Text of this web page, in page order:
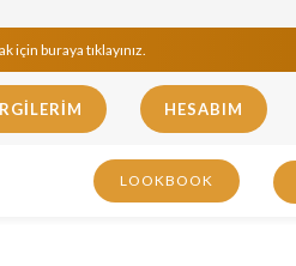
için buraya tıklayınız.
HESABIM
LOOKBOOK